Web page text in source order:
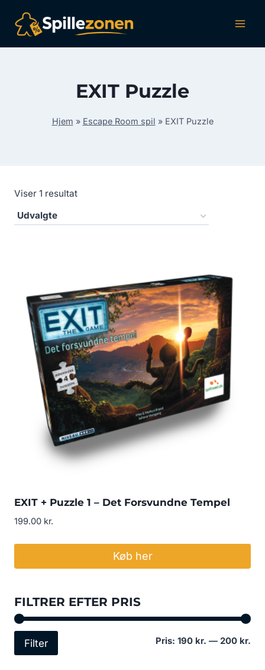
indhold
EXIT Puzzle
Hjem » Escape Room spil » EXIT Puzzle
Viser 1 resultat
EXIT + Puzzle 1 – Det Forsvundne Tempel
199.00 kr.
Køb her
FILTRER EFTER PRIS
Filter Pris: 190 kr. — 200 kr.